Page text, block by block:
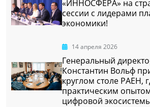
«ИННОСФЕРА» на
сессии с лидерами
экономики!
14 апреля 2026
Генеральный
Константин Вольф
круглом столе РАЕН,
практическим
цифровой